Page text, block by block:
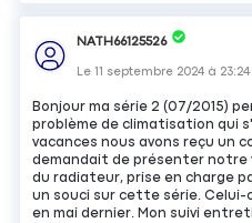
NATH66125526
Le11 septembre 2024 à 23:24
Bonjour ma série 2 (07/2015)
problème de climatisation qui
vacances nous avons reçu un
demandait de présenter notre
du radiateur, prise en charge
un souci sur cette série.
en mai dernier. Mon suivi